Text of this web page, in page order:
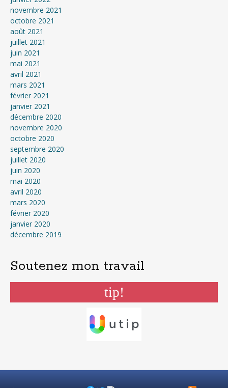
novembre 2021
octobre 2021
août 2021
juillet 2021
juin 2021
mai 2021
avril 2021
mars 2021
février 2021
janvier 2021
décembre 2020
novembre 2020
octobre 2020
septembre 2020
juillet 2020
juin 2020
mai 2020
avril 2020
mars 2020
février 2020
janvier 2020
décembre 2019
Soutenez mon travail
tip!